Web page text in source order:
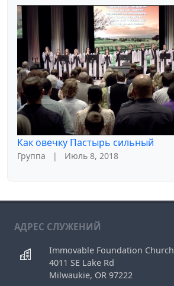
Как овечку Пастырь сильный
Группа | Июль 8, 2018
АДРЕС СЛУЖЕНИЙ
Immovable Foundation Church
4011 SE Lake Rd
Milwaukie, OR 97222